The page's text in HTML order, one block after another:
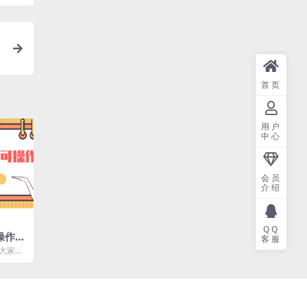
作，
轻
家带
首页
用户
中心
会员
介绍
QQ
客服